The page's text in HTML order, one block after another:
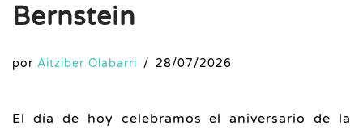
Bernstein
por Aitziber Olabarri 28/07/2026
El día de hoy celebramos el aniversario de la